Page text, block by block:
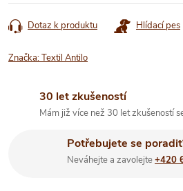
Dotaz k produktu Hlídací pes
Značka:Textil Antilo
30 let zkušeností
Mám již více než 30 let zkušeností
Potřebujete se
Neváhejte a zavolejte+420